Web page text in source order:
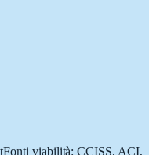
Fonti viabilità: CCISS, ACI,